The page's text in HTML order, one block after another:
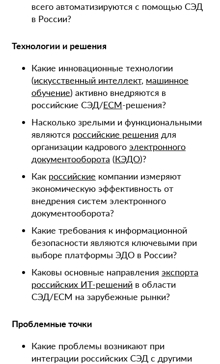
всего автоматизируются с помощью СЭД
в России?
Технологии и решения
Какие инновационные технологии
(искусственный интеллект, машинное
обучение) активно внедряются в
российские СЭД/ECM-решения?
Насколько зрелыми и функциональными
являются российские решения для
организации кадрового электронного
документооборота (КЭДО)?
Как российские компании измеряют
экономическую эффективность от
внедрения систем электронного
документооборота?
Какие требования к информационной
безопасности являются ключевыми при
выборе платформы ЭДО в России?
Каковы основные направления экспорта
российских ИТ-решений в области
СЭД/ECM на зарубежные рынки?
Проблемные точки
Какие проблемы возникают при
интеграции российских СЭД с другими